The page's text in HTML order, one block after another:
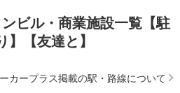
ビル・商業施設一覧【駐
】【友達と】
カープラス掲載の駅・路線について